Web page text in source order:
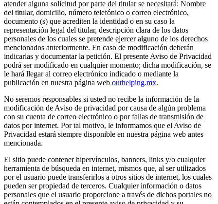
atender alguna solicitud por parte del titular se necesitará: Nombre
del titular, domicilio, número telefónico o correo electrónico,
documento (s) que acrediten la identidad o en su caso la
representación legal del titular, descripción clara de los datos
personales de los cuales se pretende ejercer alguno de los derechos
mencionados anteriormente. En caso de modificación deberán
indicarlas y documentar la petición. El presente Aviso de Privacidad
podrá ser modificado en cualquier momento; dicha modificación, se
le hará llegar al correo electrónico indicado o mediante la
publicación en nuestra página web outhelping.mx.
No seremos responsables si usted no recibe la información de la
modificación de Aviso de privacidad por causa de algún problema
con su cuenta de correo electrónico o por fallas de transmisión de
datos por internet. Por tal motivo, le informamos que el Aviso de
Privacidad estará siempre disponible en nuestra página web antes
mencionada.
El sitio puede contener hipervínculos, banners, links y/o cualquier
herramienta de búsqueda en internet, mismos que, al ser utilizados
por el usuario puede transferirlos a otros sitios de internet, los cuales
pueden ser propiedad de terceros. Cualquier información o datos
personales que el usuario proporcione a través de dichos portales no